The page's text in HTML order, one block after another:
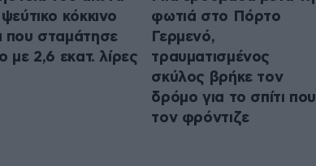
κόκκινο
που σταμάτησε
με 2,6 εκατ. λίρες
φωτιά στο Πόρτο
Γερμενό,
τραυματισμένος
σκύλος βρήκε τον
δρόμο για το σπίτι που
τον φρόντιζε